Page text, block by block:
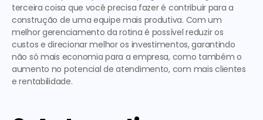
terceira coisa que você precisa fazer é contribuir para a
construção de uma equipe mais produtiva. Com um
melhor gerenciamento da rotina é possível reduzir os
custos e direcionar melhor os investimentos, garantindo
não só mais economia para a empresa, como também o
aumento no potencial de atendimento, com mais clientes
e rentabilidade.